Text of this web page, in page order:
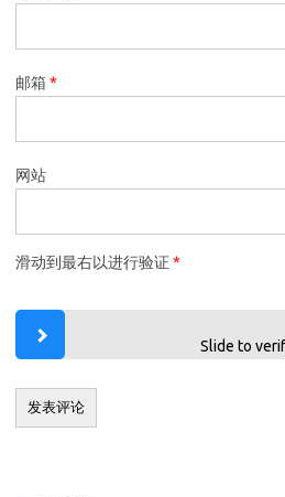
邮箱*
网站
滑动到最右以进行验证 *
Slide to